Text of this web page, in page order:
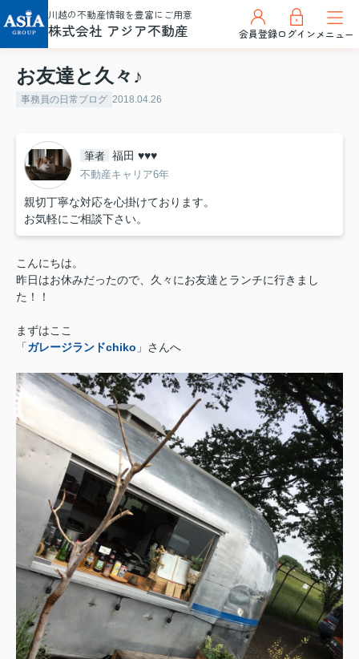
川越の不動産情報を豊富にご用意
株式会社 アジア不動産 会員登録ログインメニュー
お友達と久々♪
事務員の日常ブログ 2018.04.26
筆者 福田 ♥♥♥
不動産キャリア6年
親切丁寧な対応を心掛けております。
お気軽にご相談下さい。
こんにちは。
昨日はお休みだったので、久々にお友達とランチに行きまし
た！！
まずはここ
「ガレージランドchiko 」さんへ